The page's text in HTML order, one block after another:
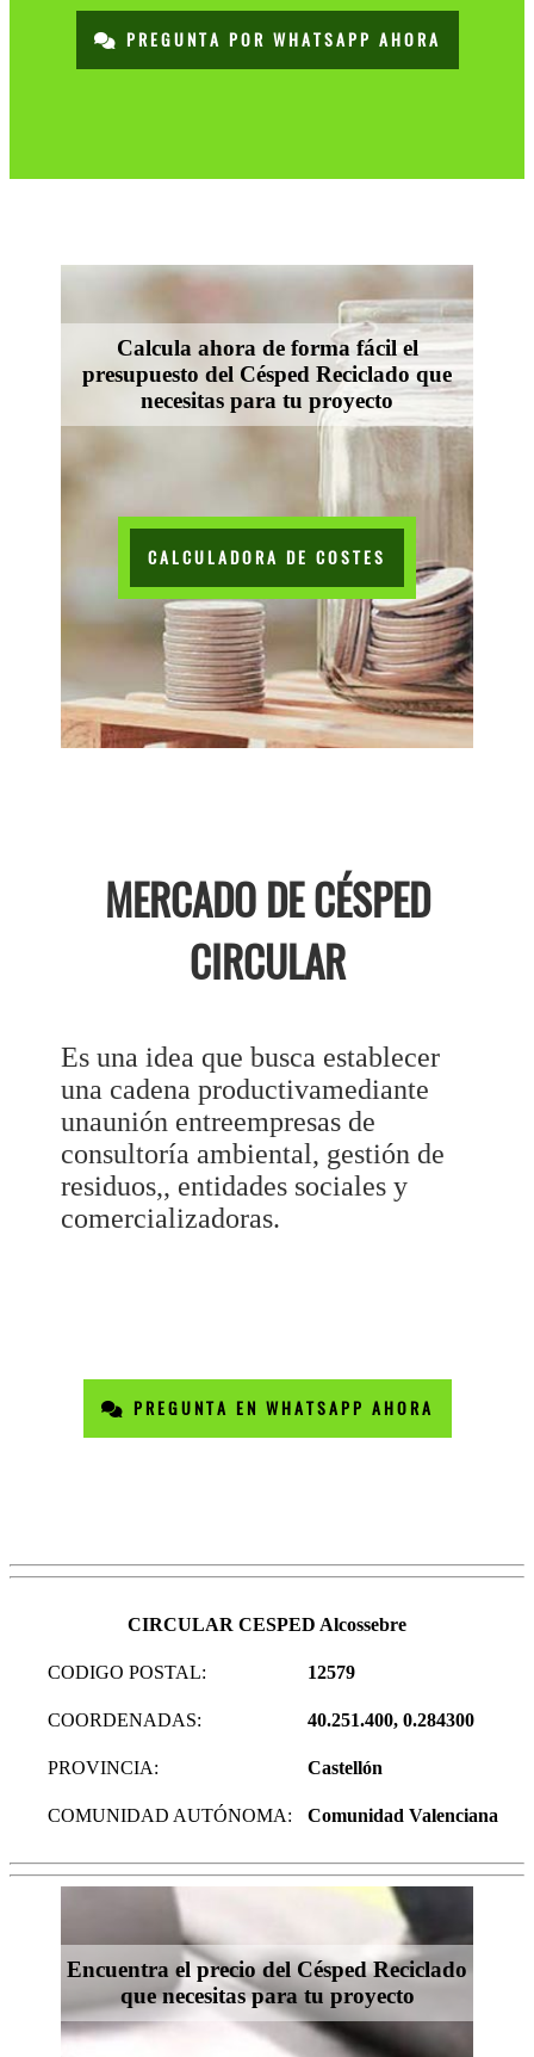
PREGUNTA POR WHATSAPP AHORA
Calcula ahora de forma fácil el
presupuesto del Césped Reciclado que
necesitas para tu proyecto
CALCULADORA DE COSTES
MERCADO DE CÉSPED
CIRCULAR
Es una idea que busca establecer
una cadena productivamediante
unaunión entreempresas de
consultoría ambiental, gestión de
residuos,, entidades sociales y
comercializadoras.
PREGUNTA EN WHATSAPP AHORA
CIRCULAR CESPED Alcossebre
CODIGO POSTAL: 12579
COORDENADAS: 40.251.400, 0.284300
PROVINCIA: Castellón
COMUNIDAD AUTÓNOMA: Comunidad Valenciana
Encuentra el precio del Césped Reciclado
que necesitas para tu proyecto